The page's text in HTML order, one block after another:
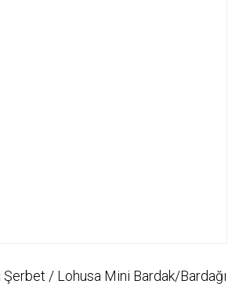
/ Lohusa Mini Bardak/Bardağı